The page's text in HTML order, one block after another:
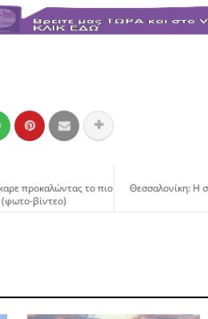
Θεσσαλονίκη: Η
προκαλώντας το πιο
(φωτο-βίντεο)